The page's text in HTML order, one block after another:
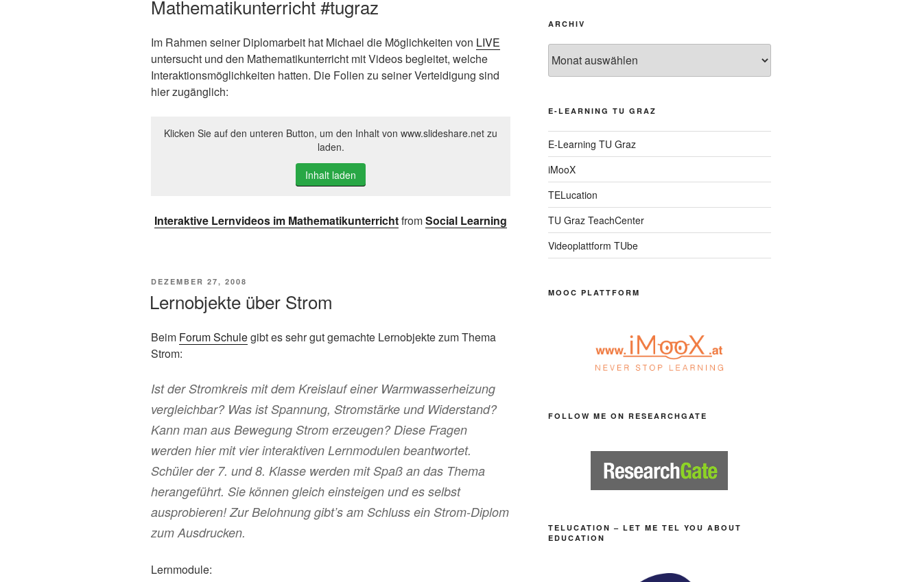
Mathematikunterricht #tugraz
Im Rahmen seiner Diplomarbeit hat Michael die Möglichkeiten von LIVE
untersucht und den Mathematikunterricht mit Videos begleitet, welche
Interaktionsmöglichkeiten hatten. Die Folien zu seiner Verteidigung sind
hier zugänglich:
Klicken Sie auf den unteren Button, um den Inhalt von www.slideshare.net zu
laden.
Inhalt laden
Interaktive Lernvideos im MathematikunterrichtfromSocial Learning
VERÖFFENTLICHT
DEZEMBER 27, 2008
Lernobjekte über Strom
Beim Forum Schulegibt es sehr gut gemachte Lernobjekte zum Thema
Strom:
Ist der Stromkreis mit dem Kreislauf einer Warmwasserheizung
vergleichbar? Was ist Spannung, Stromstärke und Widerstand?
Kann man aus Bewegung Strom erzeugen? Diese Fragen
werden hier mit vier interaktiven Lernmodulen beantwortet.
Schüler der 7. und 8. Klasse werden mit Spaß an das Thema
herangeführt. Sie können gleich einsteigen und es selbst
ausprobieren! Zur Belohnung gibt’s am Schluss ein Strom-Diplom
zum Ausdrucken.
Lernmodule:
ARCHIV
E-LEARNING TU GRAZ
E-Learning TU Graz
iMooX
TELucation
TU Graz TeachCenter
Videoplattform TUbe
MOOC PLATTFORM
FOLLOW ME ON RESEARCHGATE
TELUCATION – LET ME TEL YOU ABOUT
EDUCATION